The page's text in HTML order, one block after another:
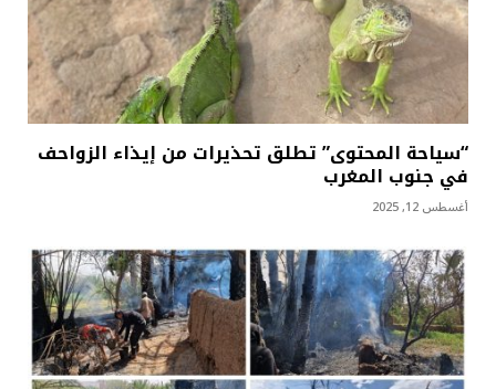
“سياحة المحتوى” تطلق تحذيرات من إيذاء الزواحف
في جنوب المغرب
أغسطس 12, 2025